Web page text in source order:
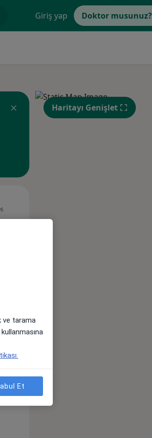
Giriş yap Doktor musunuz?
11 Ağustos
Haritayı Genişlet
ve tarama
Et